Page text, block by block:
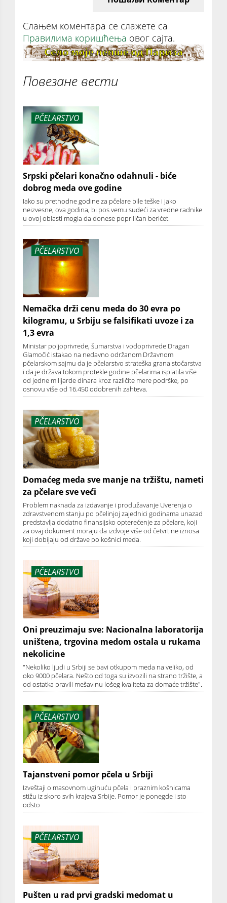
Слањем коментара се слажете са
Правилима коришћења овог сајта.
Повезане вести
PČELARSTVO
Srpski pčelari konačno odahnuli - biće
dobrog meda ove godine
Iako su prethodne godine za pčelare bile teške i jako
neizvesne, ova godina, bi pos vemu sudeći za vredne radnike
u ovoj oblasti mogla da donese popriličan berićet.
PČELARSTVO
Nemačka drži cenu meda do 30 evra po
kilogramu, u Srbiju se falsifikati uvoze i za
1,3 evra
Ministar poljoprivrede, šumarstva i vodoprivrede Dragan
Glamočić istakao na nedavno održanom Državnom
pčelarskom sajmu da je pčelarstvo strateška grana stočarstva
i da je država tokom protekle godine pčelarima isplatila više
od jedne milijarde dinara kroz različite mere podrške, po
osnovu više od 16.450 odobrenih zahteva.
PČELARSTVO
Domaćeg meda sve manje na tržištu, nameti
za pčelare sve veći
Problem naknada za izdavanje i produžavanje Uverenja o
zdravstvenom stanju po pčelinjoj zajednici godinama unazad
predstavlja dodatno finansijsko opterećenje za pčelare, koji
za ovaj dokument moraju da izdvoje više od četvrtine iznosa
koji dobijaju od države po košnici meda.
PČELARSTVO
Oni preuzimaju sve: Nacionalna laboratorija
uništena, trgovina medom ostala u rukama
nekolicine
"Nekoliko ljudi u Srbiji se bavi otkupom meda na veliko, od
oko 9000 pčelara. Nešto od toga su izvozili na strano tržište, a
od ostatka pravili mešavinu lošeg kvaliteta za domaće tržište".
PČELARSTVO
Tajanstveni pomor pčela u Srbiji
Izveštaji o masovnom uginuću pčela i praznim košnicama
stižu iz skoro svih krajeva Srbije. Pomor je ponegde i sto
odsto
PČELARSTVO
Pušten u rad prvi gradski medomat u